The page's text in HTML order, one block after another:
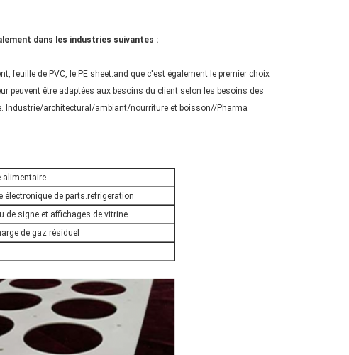
dans les industries suivantes :
feuille de PVC, le PE sheet.and que c'est également le premier choix
peuvent être adaptées aux besoins du client selon les besoins des
Industrie/architectural/ambiant/nourriture et boisson//Pharma
alimentaire
électronique de parts.refrigeration
de signe et affichages de vitrine
de gaz résiduel